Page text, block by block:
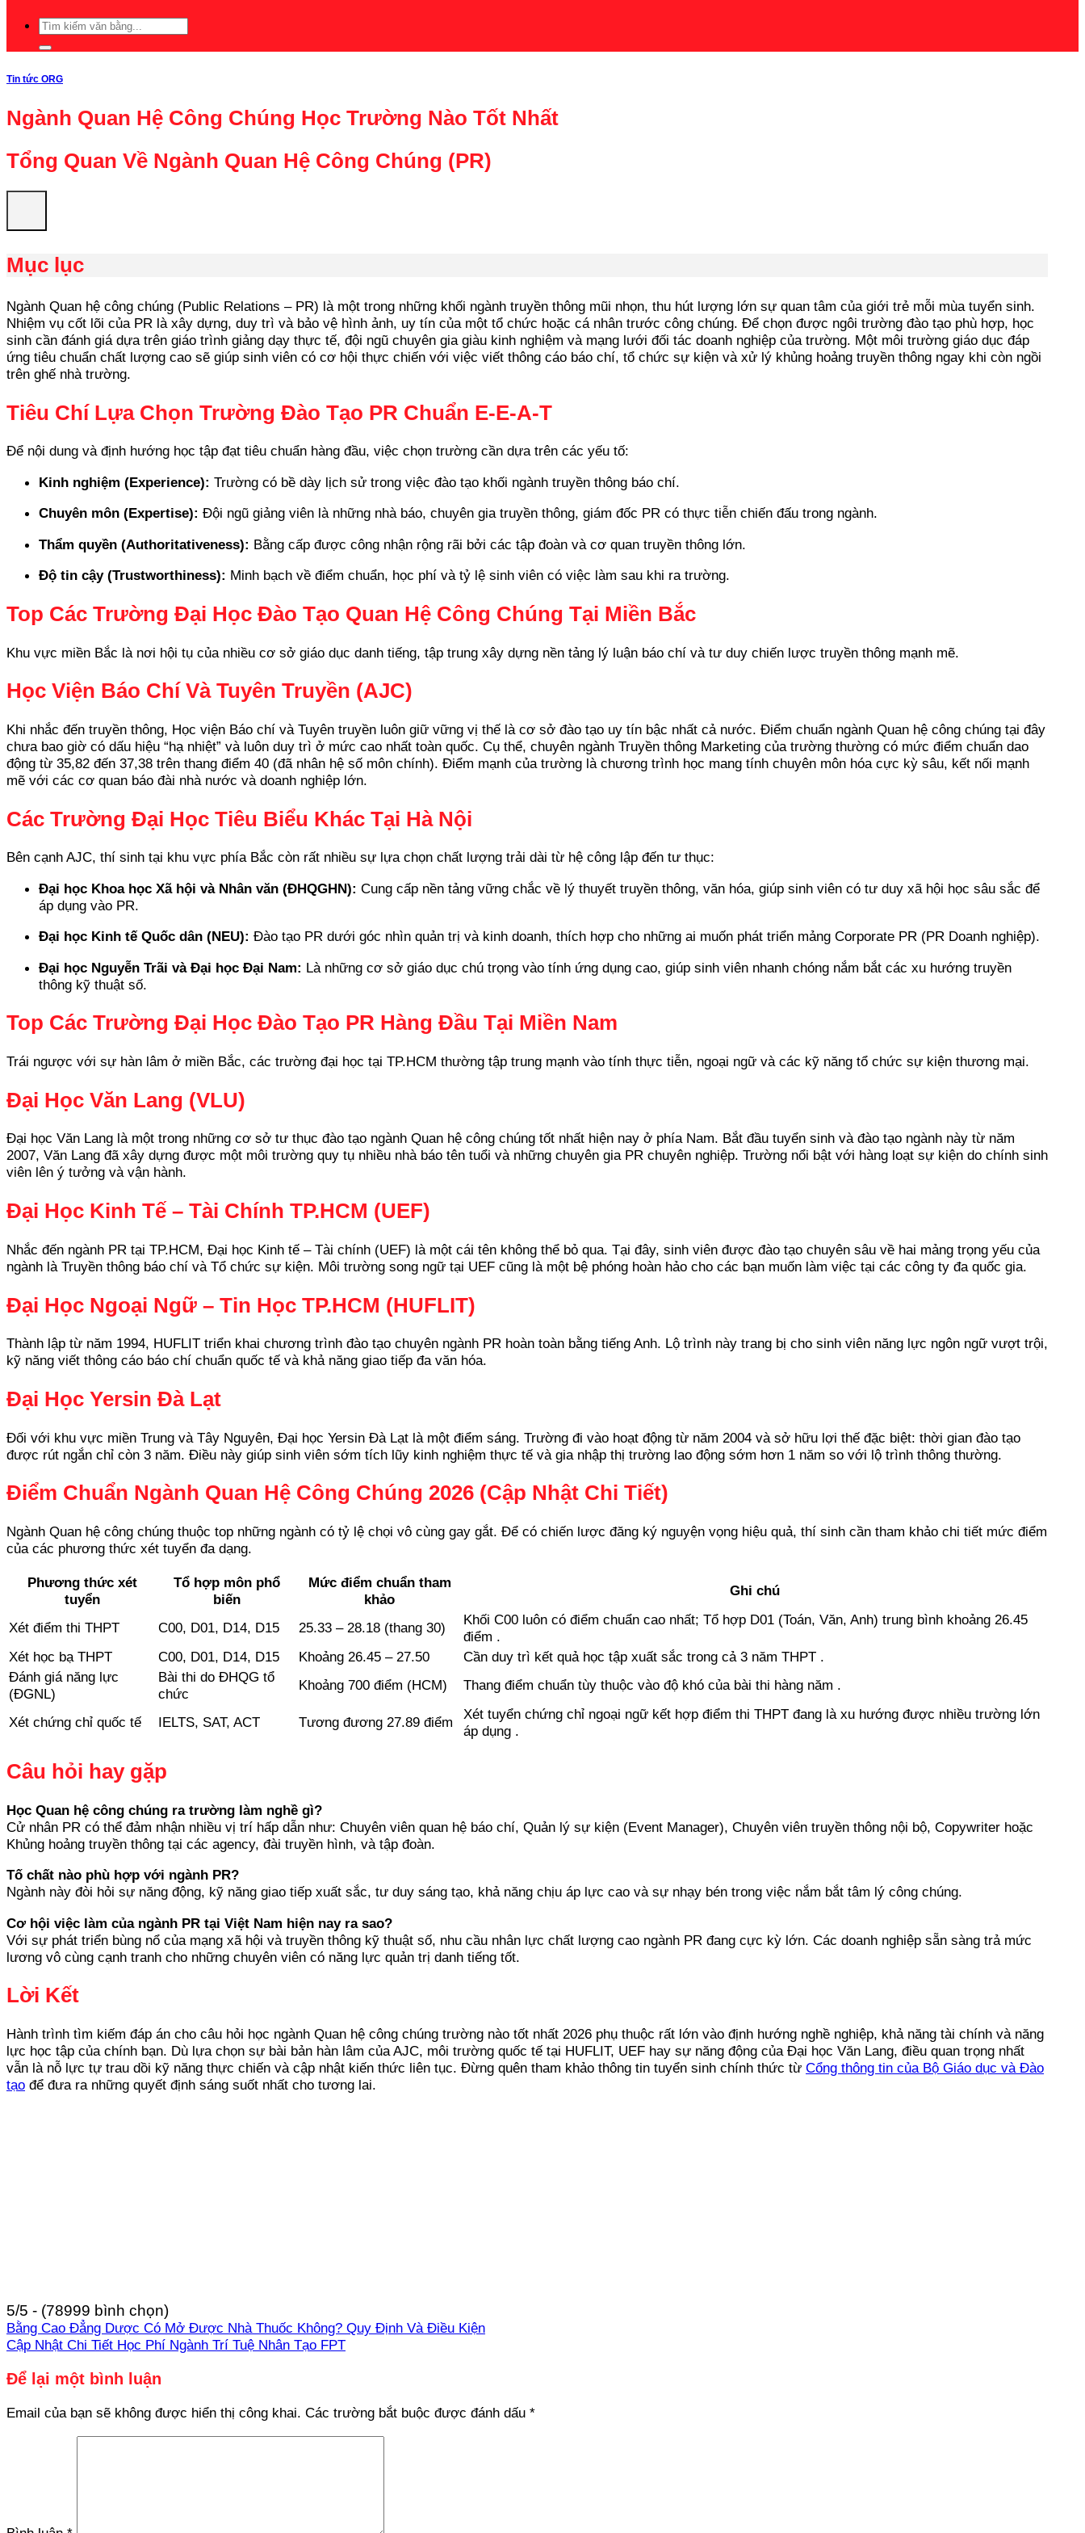
Tin tức ORG
Ngành Quan Hệ Công Chúng Học Trường Nào Tốt Nhất
Tổng Quan Về Ngành Quan Hệ Công Chúng (PR)
Mục lục
Ngành Quan hệ công chúng (Public Relations – PR) là một trong những khối ngành truyền thông mũi nhọn, thu hút lượng lớn sự quan tâm của giới trẻ mỗi mùa tuyển sinh.
Nhiệm vụ cốt lõi của PR là xây dựng, duy trì và bảo vệ hình ảnh, uy tín của một tổ chức hoặc cá nhân trước công chúng. Để chọn được ngôi trường đào tạo phù hợp, học
sinh cần đánh giá dựa trên giáo trình giảng dạy thực tế, đội ngũ chuyên gia giàu kinh nghiệm và mạng lưới đối tác doanh nghiệp của trường. Một môi trường giáo dục đáp
ứng tiêu chuẩn chất lượng cao sẽ giúp sinh viên có cơ hội thực chiến với việc viết thông cáo báo chí, tổ chức sự kiện và xử lý khủng hoảng truyền thông ngay khi còn ngồi
trên ghế nhà trường.
Tiêu Chí Lựa Chọn Trường Đào Tạo PR Chuẩn E-E-A-T
Để nội dung và định hướng học tập đạt tiêu chuẩn hàng đầu, việc chọn trường cần dựa trên các yếu tố:
Kinh nghiệm (Experience): Trường có bề dày lịch sử trong việc đào tạo khối ngành truyền thông báo chí.
Chuyên môn (Expertise): Đội ngũ giảng viên là những nhà báo, chuyên gia truyền thông, giám đốc PR có thực tiễn chiến đấu trong ngành.
Thẩm quyền (Authoritativeness): Bằng cấp được công nhận rộng rãi bởi các tập đoàn và cơ quan truyền thông lớn.
Độ tin cậy (Trustworthiness): Minh bạch về điểm chuẩn, học phí và tỷ lệ sinh viên có việc làm sau khi ra trường.
Top Các Trường Đại Học Đào Tạo Quan Hệ Công Chúng Tại Miền Bắc
Khu vực miền Bắc là nơi hội tụ của nhiều cơ sở giáo dục danh tiếng, tập trung xây dựng nền tảng lý luận báo chí và tư duy chiến lược truyền thông mạnh mẽ.
Học Viện Báo Chí Và Tuyên Truyền (AJC)
Khi nhắc đến truyền thông, Học viện Báo chí và Tuyên truyền luôn giữ vững vị thế là cơ sở đào tạo uy tín bậc nhất cả nước. Điểm chuẩn ngành Quan hệ công chúng tại đây
chưa bao giờ có dấu hiệu “hạ nhiệt” và luôn duy trì ở mức cao nhất toàn quốc. Cụ thể, chuyên ngành Truyền thông Marketing của trường thường có mức điểm chuẩn dao
động từ 35,82 đến 37,38 trên thang điểm 40 (đã nhân hệ số môn chính). Điểm mạnh của trường là chương trình học mang tính chuyên môn hóa cực kỳ sâu, kết nối mạnh
mẽ với các cơ quan báo đài nhà nước và doanh nghiệp lớn.
Các Trường Đại Học Tiêu Biểu Khác Tại Hà Nội
Bên cạnh AJC, thí sinh tại khu vực phía Bắc còn rất nhiều sự lựa chọn chất lượng trải dài từ hệ công lập đến tư thục:
Đại học Khoa học Xã hội và Nhân văn (ĐHQGHN): Cung cấp nền tảng vững chắc về lý thuyết truyền thông, văn hóa, giúp sinh viên có tư duy xã hội học sâu sắc để
áp dụng vào PR.
Đại học Kinh tế Quốc dân (NEU): Đào tạo PR dưới góc nhìn quản trị và kinh doanh, thích hợp cho những ai muốn phát triển mảng Corporate PR (PR Doanh nghiệp).
Đại học Nguyễn Trãi và Đại học Đại Nam: Là những cơ sở giáo dục chú trọng vào tính ứng dụng cao, giúp sinh viên nhanh chóng nắm bắt các xu hướng truyền
thông kỹ thuật số.
Top Các Trường Đại Học Đào Tạo PR Hàng Đầu Tại Miền Nam
Trái ngược với sự hàn lâm ở miền Bắc, các trường đại học tại TP.HCM thường tập trung mạnh vào tính thực tiễn, ngoại ngữ và các kỹ năng tổ chức sự kiện thương mại.
Đại Học Văn Lang (VLU)
Đại học Văn Lang là một trong những cơ sở tư thục đào tạo ngành Quan hệ công chúng tốt nhất hiện nay ở phía Nam. Bắt đầu tuyển sinh và đào tạo ngành này từ năm
2007, Văn Lang đã xây dựng được một môi trường quy tụ nhiều nhà báo tên tuổi và những chuyên gia PR chuyên nghiệp. Trường nổi bật với hàng loạt sự kiện do chính sinh
viên lên ý tưởng và vận hành.
Đại Học Kinh Tế – Tài Chính TP.HCM (UEF)
Nhắc đến ngành PR tại TP.HCM, Đại học Kinh tế – Tài chính (UEF) là một cái tên không thể bỏ qua. Tại đây, sinh viên được đào tạo chuyên sâu về hai mảng trọng yếu của
ngành là Truyền thông báo chí và Tổ chức sự kiện. Môi trường song ngữ tại UEF cũng là một bệ phóng hoàn hảo cho các bạn muốn làm việc tại các công ty đa quốc gia.
Đại Học Ngoại Ngữ – Tin Học TP.HCM (HUFLIT)
Thành lập từ năm 1994, HUFLIT triển khai chương trình đào tạo chuyên ngành PR hoàn toàn bằng tiếng Anh. Lộ trình này trang bị cho sinh viên năng lực ngôn ngữ vượt trội,
kỹ năng viết thông cáo báo chí chuẩn quốc tế và khả năng giao tiếp đa văn hóa.
Đại Học Yersin Đà Lạt
Đối với khu vực miền Trung và Tây Nguyên, Đại học Yersin Đà Lạt là một điểm sáng. Trường đi vào hoạt động từ năm 2004 và sở hữu lợi thế đặc biệt: thời gian đào tạo
được rút ngắn chỉ còn 3 năm. Điều này giúp sinh viên sớm tích lũy kinh nghiệm thực tế và gia nhập thị trường lao động sớm hơn 1 năm so với lộ trình thông thường.
Điểm Chuẩn Ngành Quan Hệ Công Chúng 2026 (Cập Nhật Chi Tiết)
Ngành Quan hệ công chúng thuộc top những ngành có tỷ lệ chọi vô cùng gay gắt. Để có chiến lược đăng ký nguyện vọng hiệu quả, thí sinh cần tham khảo chi tiết mức điểm
của các phương thức xét tuyển đa dạng.
Phương thức xét
tuyển
Tổ hợp môn phổ
biến
Mức điểm chuẩn tham
khảo
Ghi chú
Xét điểm thi THPT C00, D01, D14, D15 25.33 – 28.18 (thang 30)
Khối C00 luôn có điểm chuẩn cao nhất; Tổ hợp D01 (Toán, Văn, Anh) trung bình khoảng 26.45
điểm .
Xét học bạ THPT
C00, D01, D14, D15 Khoảng 26.45 – 27.50
Cần duy trì kết quả học tập xuất sắc trong cả 3 năm THPT .
Đánh giá năng lực
(ĐGNL)
Bài thi do ĐHQG tổ
chức
Khoảng 700 điểm (HCM) Thang điểm chuẩn tùy thuộc vào độ khó của bài thi hàng năm .
Xét chứng chỉ quốc tế IELTS, SAT, ACT Tương đương 27.89 điểm
Xét tuyển chứng chỉ ngoại ngữ kết hợp điểm thi THPT đang là xu hướng được nhiều trường lớn
áp dụng .
Câu hỏi hay gặp
Học Quan hệ công chúng ra trường làm nghề gì?
Cử nhân PR có thể đảm nhận nhiều vị trí hấp dẫn như: Chuyên viên quan hệ báo chí, Quản lý sự kiện (Event Manager), Chuyên viên truyền thông nội bộ, Copywriter hoặc
Khủng hoảng truyền thông tại các agency, đài truyền hình, và tập đoàn.
Tố chất nào phù hợp với ngành PR?
Ngành này đòi hỏi sự năng động, kỹ năng giao tiếp xuất sắc, tư duy sáng tạo, khả năng chịu áp lực cao và sự nhạy bén trong việc nắm bắt tâm lý công chúng.
Cơ hội việc làm của ngành PR tại Việt Nam hiện nay ra sao?
Với sự phát triển bùng nổ của mạng xã hội và truyền thông kỹ thuật số, nhu cầu nhân lực chất lượng cao ngành PR đang cực kỳ lớn. Các doanh nghiệp sẵn sàng trả mức
lương vô cùng cạnh tranh cho những chuyên viên có năng lực quản trị danh tiếng tốt.
Lời Kết
Hành trình tìm kiếm đáp án cho câu hỏi học ngành Quan hệ công chúng trường nào tốt nhất 2026 phụ thuộc rất lớn vào định hướng nghề nghiệp, khả năng tài chính và năng
lực học tập của chính bạn. Dù lựa chọn sự bài bản hàn lâm của AJC, môi trường quốc tế tại HUFLIT, UEF hay sự năng động của Đại học Văn Lang, điều quan trọng nhất
vẫn là nỗ lực tự trau dồi kỹ năng thực chiến và cập nhật kiến thức liên tục. Đừng quên tham khảo thông tin tuyển sinh chính thức từ Cổng thông tin của Bộ Giáo dục và Đào
tạo để đưa ra những quyết định sáng suốt nhất cho tương lai.
5/5 - (78999 bình chọn)
Bằng Cao Đẳng Dược Có Mở Được Nhà Thuốc Không? Quy Định Và Điều Kiện
Cập Nhật Chi Tiết Học Phí Ngành Trí Tuệ Nhân Tạo FPT
Để lại một bình luận
Email của bạn sẽ không được hiển thị công khai. Các trường bắt buộc được đánh dấu *